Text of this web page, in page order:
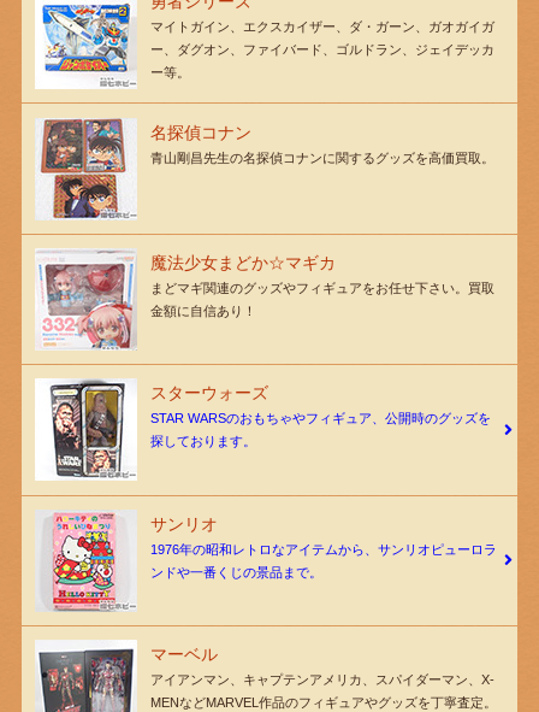
マイトガイン、エクスカイザー、ダ・ガーン、ガオガイガ
ー、ダグオン、ファイバード、ゴルドラン、ジェイデッカ
ー等。
名探偵コナン
青山剛昌先生の名探偵コナンに関するグッズを高価買取。
魔法少女まどか☆マギカ
まどマギ関連のグッズやフィギュアをお任せ下さい。買取
金額に自信あり！
スターウォーズ
STAR WARSのおもちゃやフィギュア、公開時のグッズを
探しております。
サンリオ
1976年の昭和レトロなアイテムから、サンリオピューロラ
ンドや一番くじの景品まで。
マーベル
アイアンマン、キャプテンアメリカ、スパイダーマン、X-
MENなどMARVEL作品のフィギュアやグッズを丁寧査定。